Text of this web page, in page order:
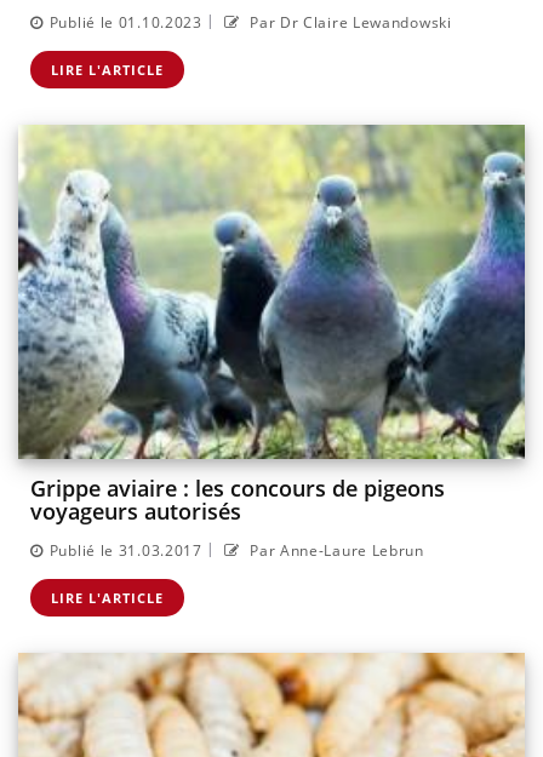
Publié le 01.10.2023 | Par Dr Claire Lewandowski
LIRE L'ARTICLE
Grippe aviaire : les concours de pigeons
voyageurs autorisés
Publié le 31.03.2017 | Par Anne-Laure Lebrun
LIRE L'ARTICLE